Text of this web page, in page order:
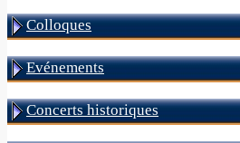
Colloques
Evénements
Concerts historiques